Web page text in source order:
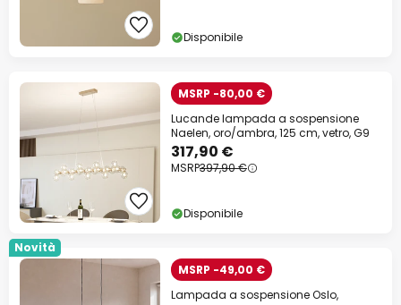
Disponibile
MSRP -80,00 €
Lucande lampada a sospensione
Naelen, oro/ambra, 125 cm, vetro, G9
317,90 €
MSRP397,90 €
Disponibile
Novità
MSRP -49,00 €
Lampada a sospensione Oslo,